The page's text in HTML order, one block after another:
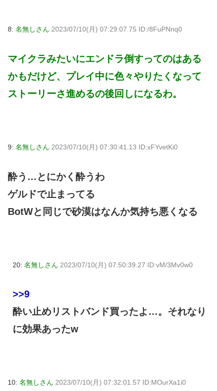
8: 名無しさん 2023/07/10(月) 07:29:07.75 ID:/8FuPNnq0
マイクラみたいにエンドラ倒すってのはある
かもだけど、プレイ中に色々やりたくなって
ストーリーさ進めるの後回しになるわ。
9: 名無しさん 2023/07/10(月) 07:30:41.13 ID:xFYvetKi0
酔う…とにかく酔うわ
ゲルドで止まってる
BotWと同じで砂漠はなんか気持ち悪くなる
20: 名無しさん 2023/07/10(月) 07:50:39.27 ID:vM/3Mv0w0
>>9
酔い止めリストバンド買ったよ…。それなり
に効果あったw
10: 名無しさん 2023/07/10(月) 07:32:01.57 ID:MOurXa1i0